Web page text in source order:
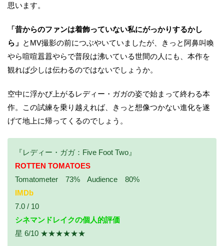
思います。
「昔からのファンは着飾っていない私にがっかりするかし
ら」 とMV撮影の前につぶやいていましたが、きっと阿鼻叫喚
やら喧喧囂囂やらで普段は沸いている世間の人にも、本作を
観れば少しは伝わるのではないでしょうか。
空中に浮かび上がるレディー・ガガの姿で始まって終わる本
作。この試練を乗り越えれば、きっと想像つかない進化を遂
げて地上に帰ってくるのでしょう。
『レディー・ガガ：Five Foot Two』
ROTTEN TOMATOES
Tomatometer 73% Audience 80%
IMDb
7.0 / 10
シネマンドレイクの個人的評価
星 6/10 ★★★★★★